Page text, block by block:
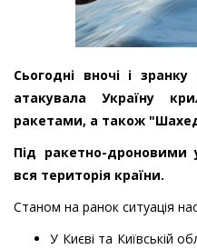
Сьогодні вночі і
атакувала Україну
ракетами, а також
Під ракетно-
вся територія країни.
Станом на ранок ситуація
У Києві та Київській